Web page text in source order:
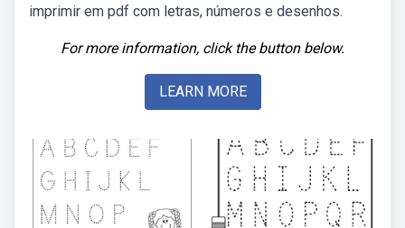
imprimir em pdf com letras, números e desenhos.
For more information, click the button below.
LEARN MORE